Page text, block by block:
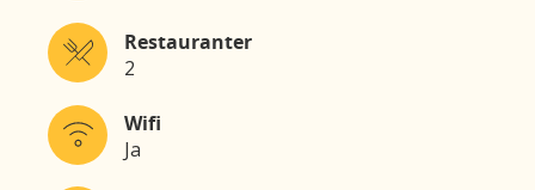
Restauranter
2
Wifi
Ja